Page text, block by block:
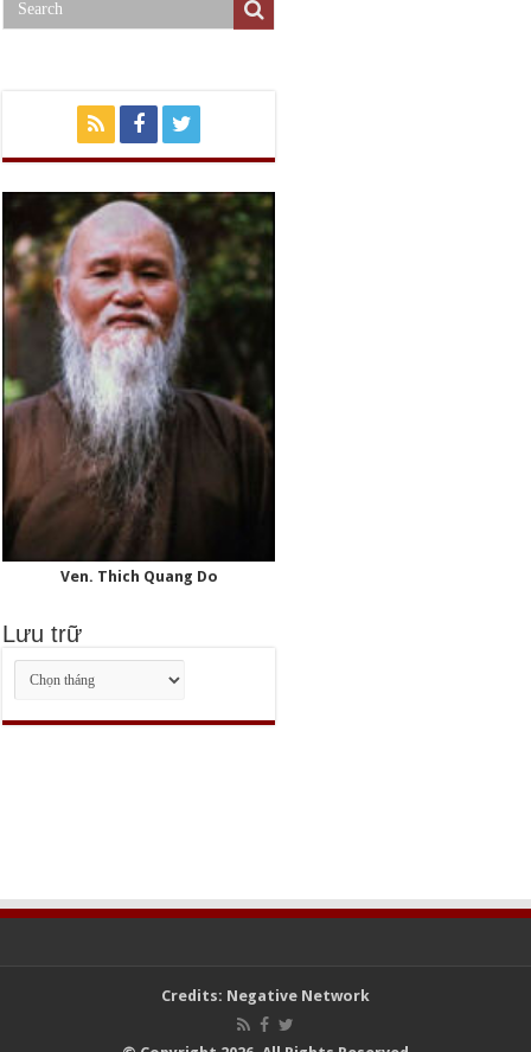
Ven. Thich Quang Do
Lưu trữ
Lưu
trữ
Credits: Negative Network